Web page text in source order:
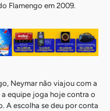
Flamengo em 2009.
Neymar não viajou com a
equipe joga hoje contra o
A escolha se deu por conta